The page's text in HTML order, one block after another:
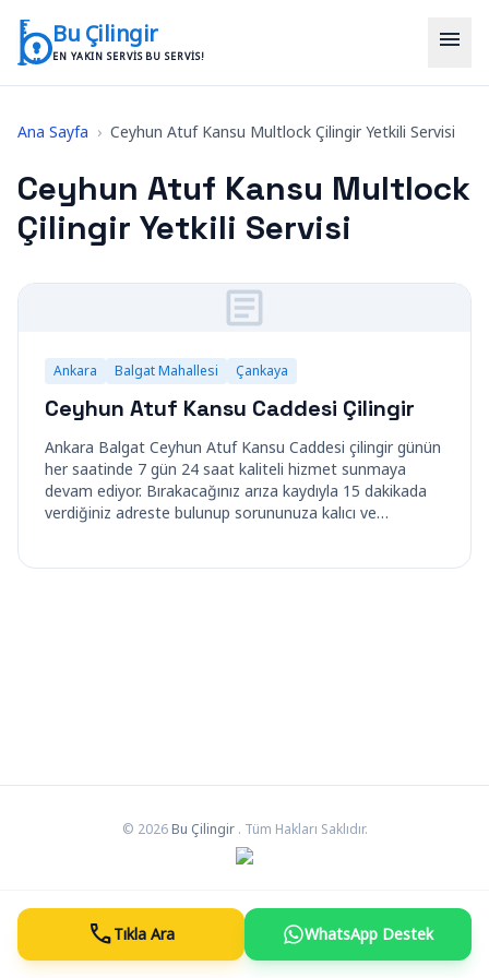
Bu Çilingir
EN YAKIN SERVIS BU SERVIS!
menu
Ana Sayfa › Ceyhun Atuf Kansu Multlock Çilingir Yetkili Servisi
Ceyhun Atuf Kansu Multlock
Çilingir Yetkili Servisi
Ankara Balgat Mahallesi Çankaya
Ceyhun Atuf Kansu Caddesi Çilingir
Ankara Balgat Ceyhun Atuf Kansu Caddesi çilingir günün
her saatinde 7 gün 24 saat kaliteli hizmet sunmaya
devam ediyor. Bırakacağınız arıza kaydıyla 15 dakikada
verdiğiniz adreste bulunup sorununuza kalıcı ve…
© 2026 Bu Çilingir . Tüm Hakları Saklıdır.
callTıkla Ara WhatsApp Destek